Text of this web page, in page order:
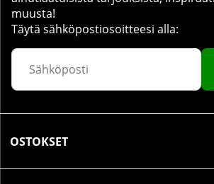
muusta!
Täytä sähköpostiosoitteesi alla:
OSTOKSET